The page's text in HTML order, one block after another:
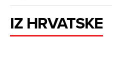
IZ HRVATSKE